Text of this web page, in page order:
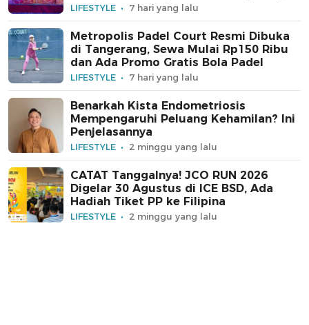
LIFESTYLE 7 hari yang lalu
Metropolis Padel Court Resmi Dibuka
di Tangerang, Sewa Mulai Rp150 Ribu
dan Ada Promo Gratis Bola Padel
LIFESTYLE 7 hari yang lalu
Benarkah Kista Endometriosis
Mempengaruhi Peluang Kehamilan? Ini
Penjelasannya
LIFESTYLE 2 minggu yang lalu
CATAT Tanggalnya! JCO RUN 2026
Digelar 30 Agustus di ICE BSD, Ada
Hadiah Tiket PP ke Filipina
LIFESTYLE 2 minggu yang lalu